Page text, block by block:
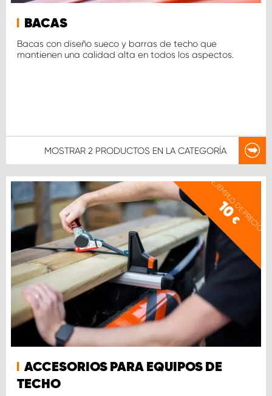
BACAS
Bacas con diseño sueco y barras de techo que
mantienen una calidad alta en todos los aspectos.
MOSTRAR 2 PRODUCTOS EN LA CATEGORÍA
EJEMPLO DE PRECIO
10
€
ACCESORIOS PARA EQUIPOS DE
TECHO